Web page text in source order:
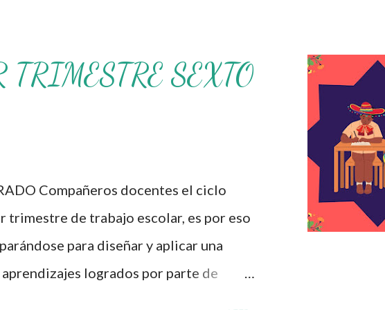
SEXTO
Compañeros docentes el ciclo
trimestre de trabajo escolar, es por eso
para diseñar y aplicar una
logrados por parte de